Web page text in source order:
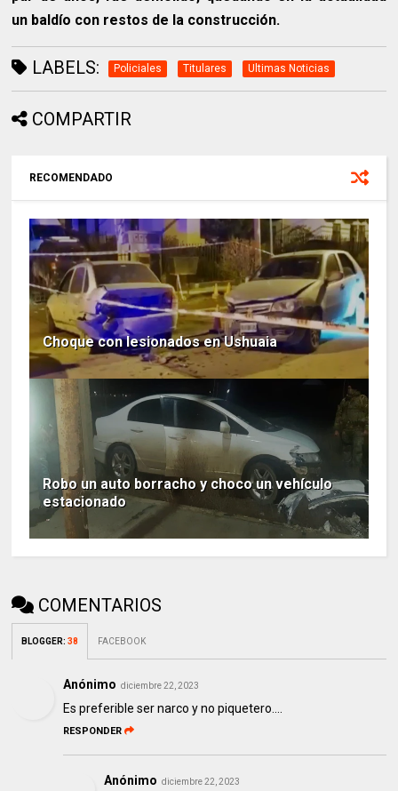
un baldío con restos de la construcción.
LABELS: Policiales Titulares Ultimas Noticias
COMPARTIR
RECOMENDADO
Choque con lesionados en Ushuaia
Robo un auto borracho y choco un vehículo
estacionado
COMENTARIOS
BLOGGER:38 FACEBOOK
Anónimo diciembre 22, 2023
Es preferible ser narco y no piquetero....
RESPONDER
Anónimo diciembre 22, 2023